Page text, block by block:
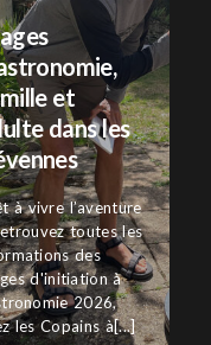
et
dans les
à vivre l’aventure
toutes les
des
d'initiation à
2026,
les Copains à[...]